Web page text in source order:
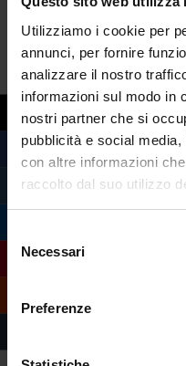
Utilizziamo i cookie per
annunci, per fornire
analizzare il nostro
informazioni sul modo in
nostri partner che si
pubblicità e social
con altre informazioni
raccolto dal suo utilizzo
delNecessari
Preferenze
Sentendo alcuni
possibilità che
esteso aFacebook,
ogni piattaforma
cuoricini e pollici